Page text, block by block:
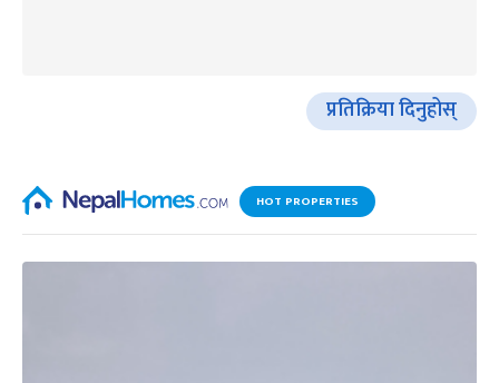
प्रतिक्रिया दिनुहोस्
HOT PROPERTIES